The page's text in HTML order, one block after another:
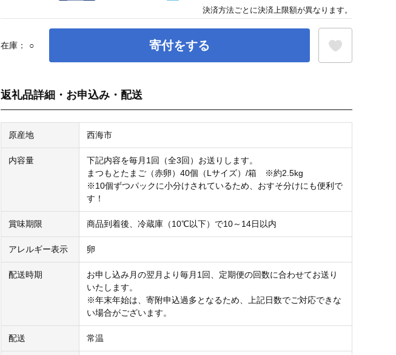
在庫： ○ 寄付をする
返礼品詳細・お申込み・配送
原産地 西海市
内容量
下記内容を毎月1回（全3回）お送りします。
まつもとたまご（赤卵）40個（Lサイズ）/箱 ※約2.5kg
※10個ずつパックに小分けされているため、おすそ分けにも便利で
す！
賞味期限 商品到着後、冷蔵庫（10℃以下）で10～14日以内
アレルギー表示 卵
配送時期
お申し込み月の翌月より毎月1回、定期便の回数に合わせてお送り
いたします。
※年末年始は、寄附申込過多となるため、上記日数でご対応できな
い場合がございます。
配送 常温
決済方法ごとに決済上限額が異なります。